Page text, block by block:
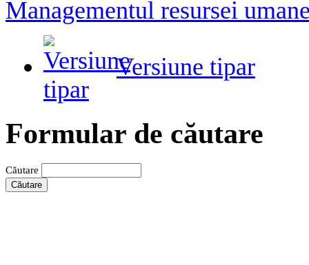
Managementul resursei
Versiune tipar
Formular de căutare
Căutare